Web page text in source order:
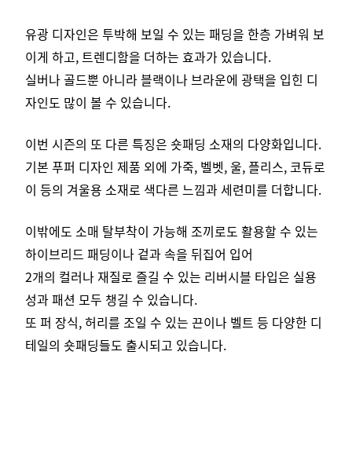
유광 디자인은 투박해 보일 수 있는 패딩을 한층 가벼워 보
이게 하고, 트렌디함을 더하는 효과가 있습니다.
실버나 골드뿐 아니라 블랙이나 브라운에 광택을 입힌 디
자인도 많이 볼 수 있습니다.
이번 시즌의 또 다른 특징은 숏패딩 소재의 다양화입니다.
기본 푸퍼 디자인 제품 외에 가죽, 벨벳, 울, 플리스, 코듀로
이 등의 겨울용 소재로 색다른 느낌과 세련미를 더합니다.
이밖에도 소매 탈부착이 가능해 조끼로도 활용할 수 있는
하이브리드 패딩이나 겉과 속을 뒤집어 입어
2개의 컬러나 재질로 즐길 수 있는 리버시블 타입은 실용
성과 패션 모두 챙길 수 있습니다.
또 퍼 장식, 허리를 조일 수 있는 끈이나 벨트 등 다양한 디
테일의 숏패딩들도 출시되고 있습니다.